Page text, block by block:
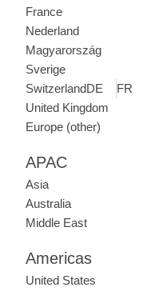
France
Nederland
Magyarország
Sverige
SwitzerlandDE
FR
United Kingdom
Europe (other)
APAC
Asia
Australia
Middle East
Americas
United States